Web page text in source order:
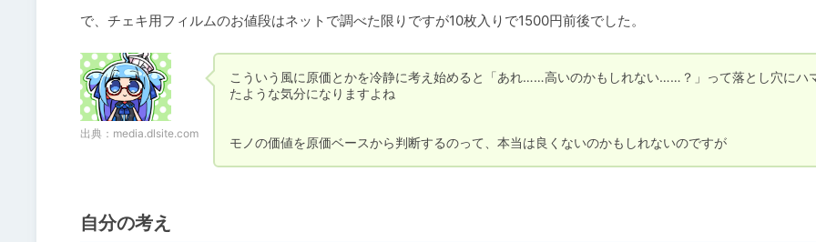
で、チェキ用フィルムのお値段はネットで調べた限りですが10枚入りで1500円前後でした。
出典： media.dlsite.com
こういう風に原価とかを冷静に考え始めると「あれ……高いのかもしれない……？」って落とし穴にハ
たような気分になりますよね
モノの価値を原価ベースから判断するのって、本当は良くないのかもしれないのですが
自分の考え